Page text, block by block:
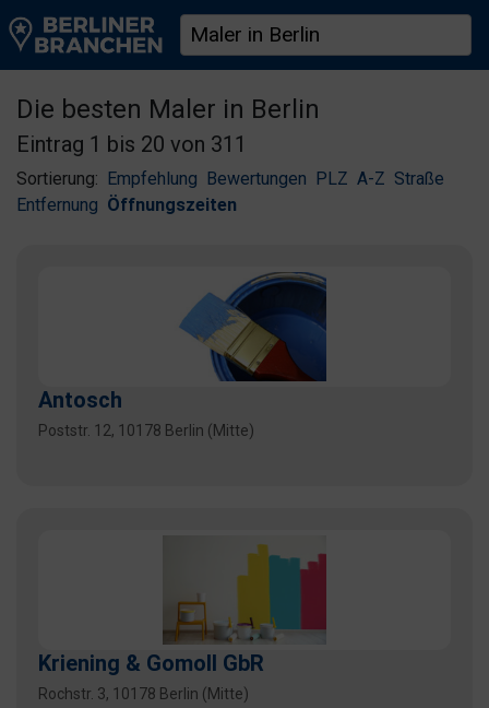
Die besten Maler in Berlin
Eintrag 1 bis 20 von 311
Sortierung: Empfehlung Bewertungen PLZ A-Z Straße
Entfernung Öffnungszeiten
Antosch
Poststr. 12, 10178 Berlin (Mitte)
Kriening & Gomoll GbR
Rochstr. 3, 10178 Berlin (Mitte)